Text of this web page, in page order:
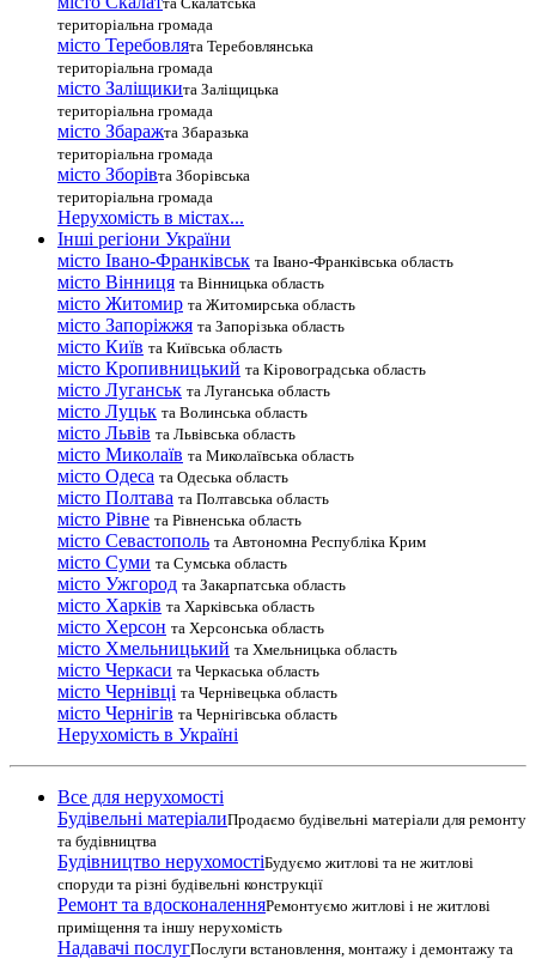
територіальна громада
місто Теребовлята Теребовлянська
територіальна громада
місто Залiщикита Заліщицька
територіальна громада
місто Збаражта Збаразька
територіальна громада
місто Зборівта Зборівська
територіальна громада
Нерухомість в містах...
Інші регіони України
місто Івано-Франківськ та Івано-Франківська область
місто Вінниця та Вінницька область
місто Житомир та Житомирська область
місто Запоріжжя та Запорізька область
місто Київ та Київська область
місто Кропивницький та Кіровоградська область
місто Луганськ та Луганська область
місто Луцьк та Волинська область
місто Львів та Львівська область
місто Миколаїв та Миколаївська область
місто Одеса та Одеська область
місто Полтава та Полтавська область
місто Рівне та Рівненська область
місто Севастополь та Автономна Республіка Крим
місто Суми та Сумська область
місто Ужгород та Закарпатська область
місто Харків та Харківська область
місто Херсон та Херсонська область
місто Хмельницький та Хмельницька область
місто Черкаси та Черкаська область
місто Чернівці та Чернівецька область
місто Чернігів та Чернігівська область
Нерухомість в Україні
Все для нерухомості
Будівельні матеріалиПродаємо будівельні матеріали для ремонту
та будівництва
Будівництво нерухомостіБудуємо житлові та не житлові
споруди та різні будівельні конструкції
Ремонт та вдосконаленняРемонтуємо житлові і не житлові
приміщення та іншу нерухомість
Надавачі послугПослуги встановлення, монтажу і демонтажу та